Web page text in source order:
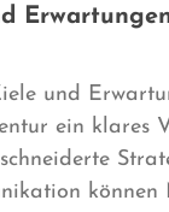
und
ein klares
können